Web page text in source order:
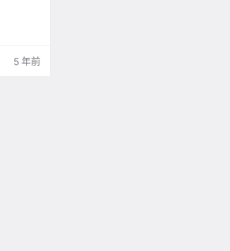
将不
包括
5 年前